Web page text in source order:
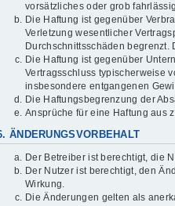
vorsätzliches oder grob
Die Haftung ist gegenüber
Verletzung wesentlicher
Durchschnittsschäden
Die Haftung ist gegenüber
Vertragsschluss typischerweise
insbesondere entgangenen
Die Haftungsbegrenzung der
Ansprüche für eine Haftung aus
ÄNDERUNGSVORBEHALT
Der Betreiber ist berechtigt, die
Der Nutzer ist berechtigt, den
Wirkung.
Die Änderungen gelten als